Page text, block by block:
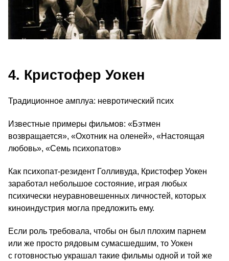
4. Кристофер Уокен
Традиционное амплуа: невротический псих
Известные примеры фильмов: «Бэтмен
возвращается», «Охотник на оленей», «Настоящая
любовь», «Семь психопатов»
Как психопат-резидент Голливуда, Кристофер Уокен
заработал небольшое состояние, играя любых
психически неуравновешенных личностей, которых
киноиндустрия могла предложить ему.
Если роль требовала, чтобы он был плохим парнем
или же просто рядовым сумасшедшим, то Уокен
с готовностью украшал такие фильмы одной и той же